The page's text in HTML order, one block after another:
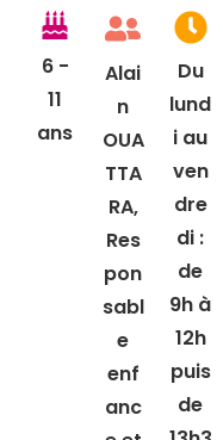
6 -
11
ans
Alai
n
OUA
TTA
RA,
Res
pon
sabl
e
enf
anc
Du
lund
i au
ven
dre
di :
de
9h à
12h
puis
de